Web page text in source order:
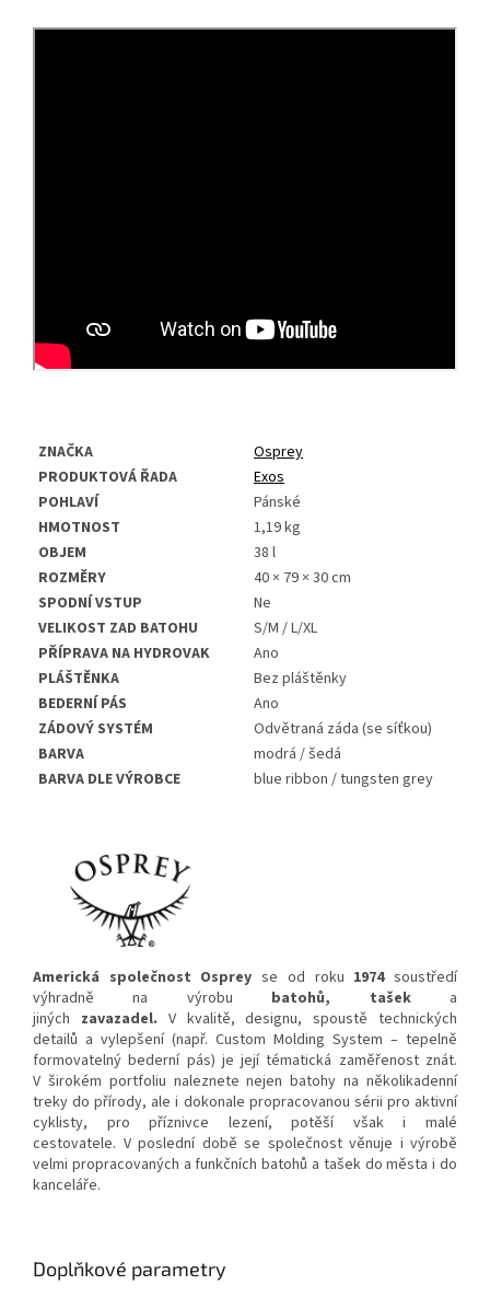
ZNAČKA
Osprey
PRODUKTOVÁ ŘADA
Exos
POHLAVÍ
Pánské
HMOTNOST
1,19 kg
OBJEM
38 l
ROZMĚRY
40 × 79 × 30 cm
SPODNÍ VSTUP
Ne
VELIKOST ZAD BATOHU
S/M / L/XL
PŘÍPRAVA NA HYDROVAK
Ano
PLÁŠTĚNKA
Bez pláštěnky
BEDERNÍ PÁS
Ano
ZÁDOVÝ SYSTÉM
Odvětraná záda (se síťkou)
BARVA
modrá / šedá
BARVA DLE VÝROBCE
blue ribbon / tungsten grey
Americká společnost Osprey se od roku 1974soustředí
výhradně na výrobu
batohů, tašek
a
jiných zavazadel. V kvalitě, designu, spoustě technických
detailů a vylepšení (např. Custom Molding System – tepelně
formovatelný bederní pás) je její tématická zaměřenost znát.
V širokém portfoliu naleznete nejen batohy na několikadenní
treky do přírody, ale i dokonale propracovanou sérii pro aktivní
cyklisty, pro příznivce lezení, potěší však i malé
cestovatele. V poslední době se společnost věnuje i výrobě
velmi propracovaných a funkčních batohů a tašek do města i do
kanceláře.
Doplňkové parametry